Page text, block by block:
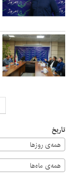
تاریخ
همه‌ی روزها
همه‌ی ماه‌ها